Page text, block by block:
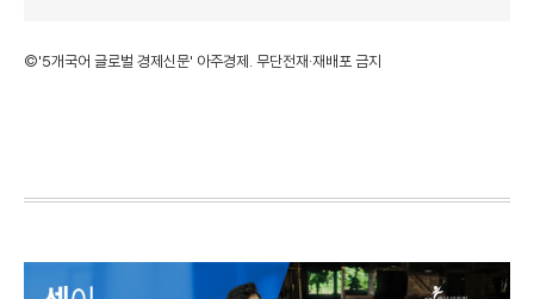
©'5개국어 글로벌 경제신문' 아주경제. 무단전재·재배포 금지